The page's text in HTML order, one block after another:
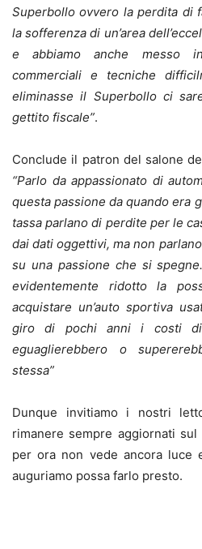
Superbollo ovvero la perdita di
la sofferenza di un’area
e abbiamo anche messo
commerciali e tecniche
eliminasse il Superbollo ci
gettito fiscale”.
Conclude il patron del salone
“Parlo da appassionato di
questa passione da quando era
tassa parlano di perdite per le
dai dati oggettivi, ma non
su una passione che si
evidentemente ridotto la
acquistare un’auto sportiva
giro di pochi anni i costi di
eguaglierebbero o
stessa”
Dunque invitiamo i nostri
rimanere sempre aggiornati
per ora non vede ancora luce
auguriamo possa farlo presto.